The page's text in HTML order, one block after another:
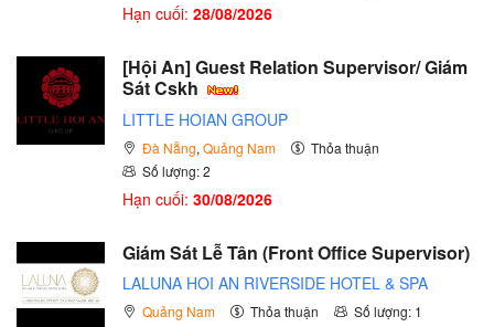
Hạn cuối: 28/08/2026
[Hội An] Guest Relation Supervisor/ Giám
Sát Cskh
LITTLE HOIAN GROUP
Đà Nẵng, Quảng Nam
Thỏa thuận
Số lượng: 2
Hạn cuối: 30/08/2026
Giám Sát Lễ Tân (Front Office Supervisor)
LALUNA HOI AN RIVERSIDE HOTEL & SPA
Quảng Nam Thỏa thuận Số lượng: 1